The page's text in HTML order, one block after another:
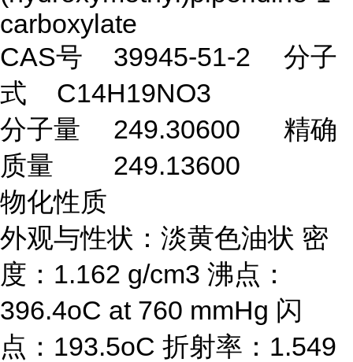
carboxylate
CAS号
39945-51-2
分子
式
C14H19NO3
分子量
249.30600
精确
质量
249.13600
物化性质
外观与性状：淡黄色油状 密
度：1.162 g/cm3 沸点：
396.4oC at 760 mmHg 闪
点：193.5oC 折射率：1.549